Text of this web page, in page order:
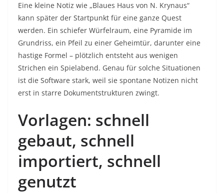
Eine kleine Notiz wie „Blaues Haus von N. Krynaus“
kann später der Startpunkt für eine ganze Quest
werden. Ein schiefer Würfelraum, eine Pyramide im
Grundriss, ein Pfeil zu einer Geheimtür, darunter eine
hastige Formel – plötzlich entsteht aus wenigen
Strichen ein Spielabend. Genau für solche Situationen
ist die Software stark, weil sie spontane Notizen nicht
erst in starre Dokumentstrukturen zwingt.
Vorlagen: schnell
gebaut, schnell
importiert, schnell
genutzt